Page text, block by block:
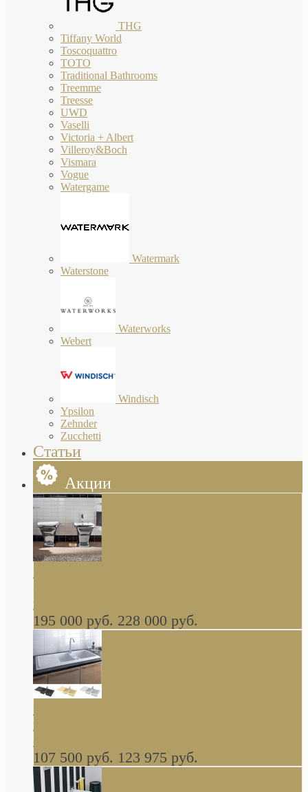
THG
Tiffany World
Toscoquattro
TOTO
Traditional Bathrooms
Treemme
Treesse
UWD
Vaselli
Victoria + Albert
Villeroy&Boch
Vismara
Vogue
Watergame
Watermark
Waterstone
Waterworks
Webert
Windisch
Ypsilon
Zehnder
Zucchetti
Статьи
Акции
Butterfly Scarabeo КОМПЛЕКТ санфаянса
глянцевая платина В НАЛИЧИИ
195 000 руб. 228 000 руб.
керамическая мойка 1160 x 510 мм белая,
серая, черная, бежевая В НАЛИЧИИ
107 500 руб. 123 975 руб.